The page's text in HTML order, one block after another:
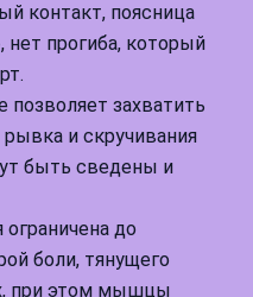
контакт, поясница
нет прогиба, который
захватить
и скручивания
быть сведены и
до
боли, тянущего
при этом мышцы